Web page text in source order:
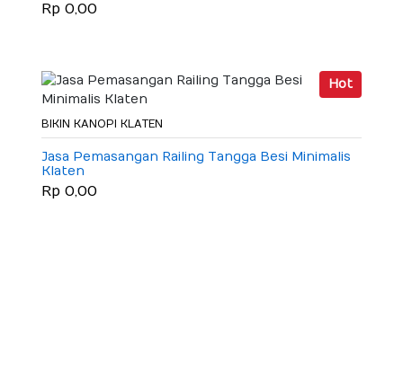
Rp 0,00
Hot
BIKIN KANOPI KLATEN
Jasa Pemasangan Railing Tangga Besi Minimalis
Klaten
Rp 0,00